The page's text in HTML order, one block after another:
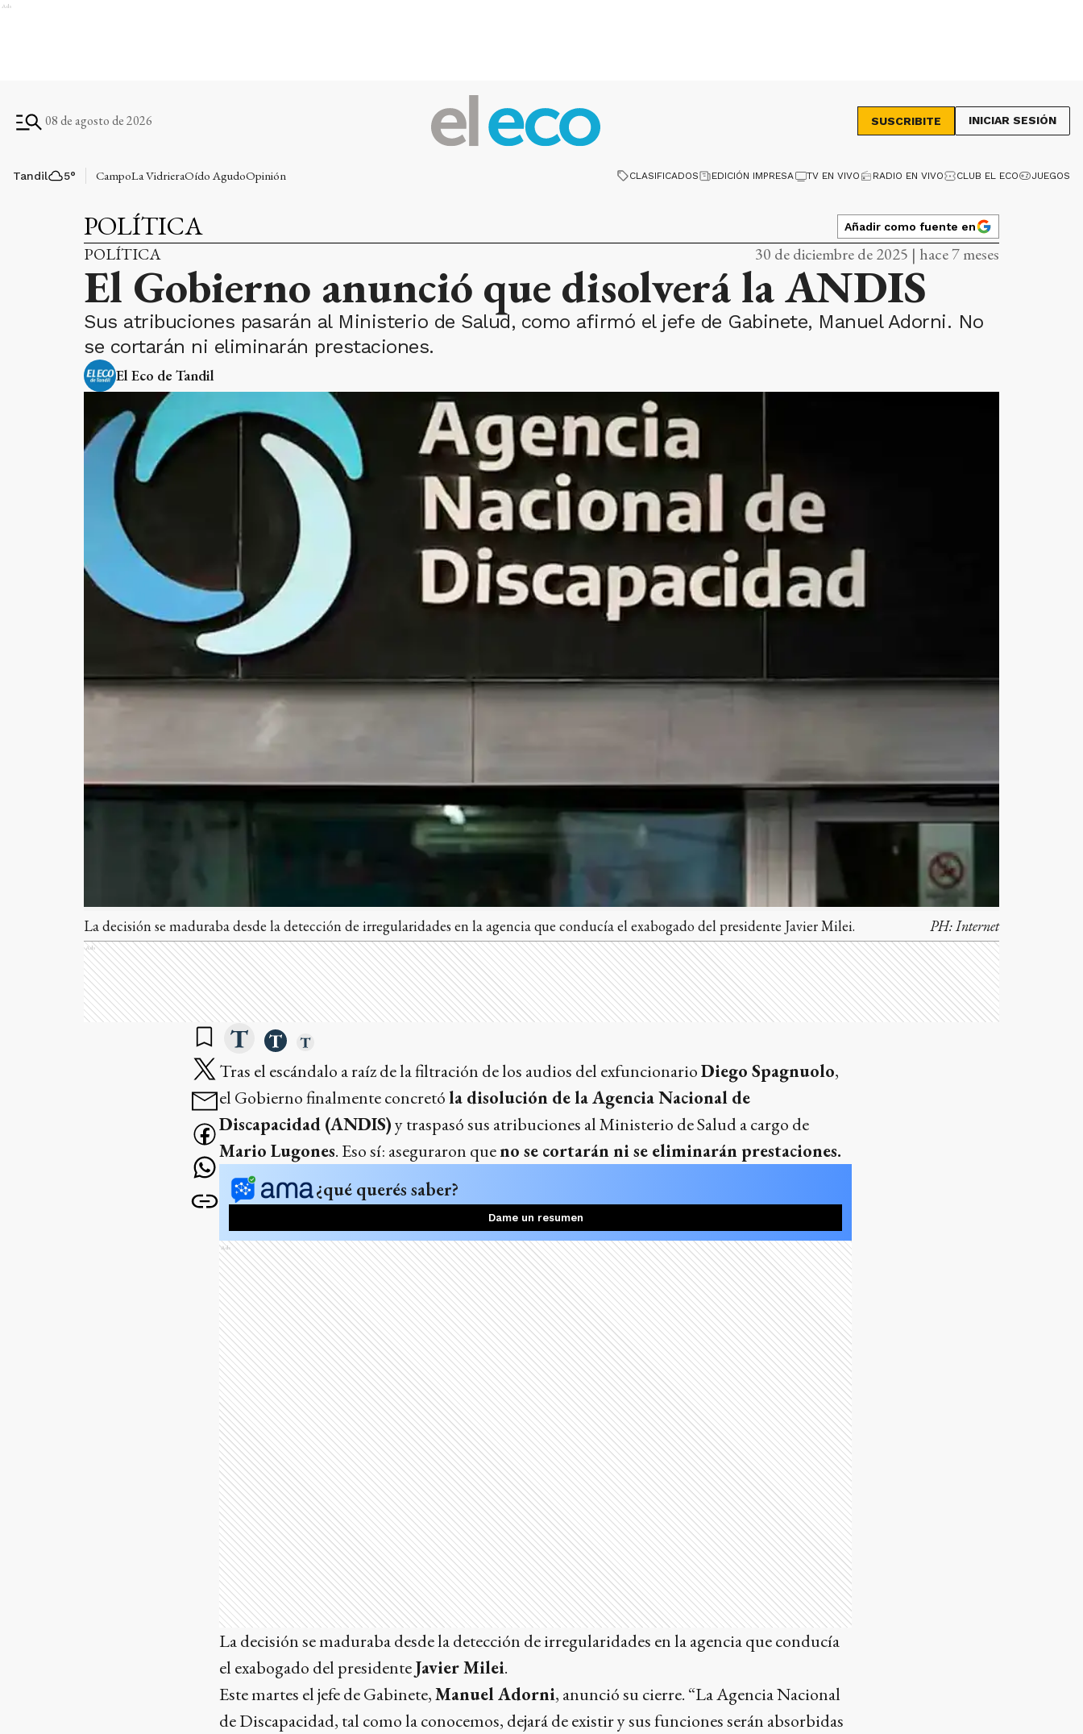
Ads
08 de agosto de 2026 SUSCRIBITE INICIAR SESIÓN
Tandil 5° CampoLa VidrieraOído AgudoOpinión CLASIFICADOS EDICIÓN IMPRESA TV EN VIVO RADIO EN VIVO CLUB EL ECO JUEGOS
POLÍTICA Añadir como fuente en
POLÍTICA 30 de diciembre de 2025 | hace 7 meses
El Gobierno anunció que disolverá la ANDIS
Sus atribuciones pasarán al Ministerio de Salud, como afirmó el jefe de Gabinete, Manuel Adorni. No
se cortarán ni eliminarán prestaciones.
El Eco de Tandil
La decisión se maduraba desde la detección de irregularidades en la agencia que conducía el exabogado del presidente Javier Milei. PH:Internet
Ads
Tras el escándalo a raíz de la filtración de los audios del exfuncionarioDiego Spagnuolo,
el Gobierno finalmente concretóla disolución de la Agencia Nacional de
Discapacidad (ANDIS)y traspasó sus atribuciones al Ministerio de Salud a cargo de
Mario Lugones. Eso sí: aseguraron queno se cortarán ni se eliminarán prestaciones.
¿qué querés saber?
Dame un resumen
Ads
La decisión se maduraba desde la detección de irregularidades en la agencia que conducía
el exabogado del presidenteJavier Milei.
Este martes el jefe de Gabinete,Manuel Adorni, anunció su cierre. “La Agencia Nacional
de Discapacidad, tal como la conocemos, dejará de existir y sus funciones serán absorbidas